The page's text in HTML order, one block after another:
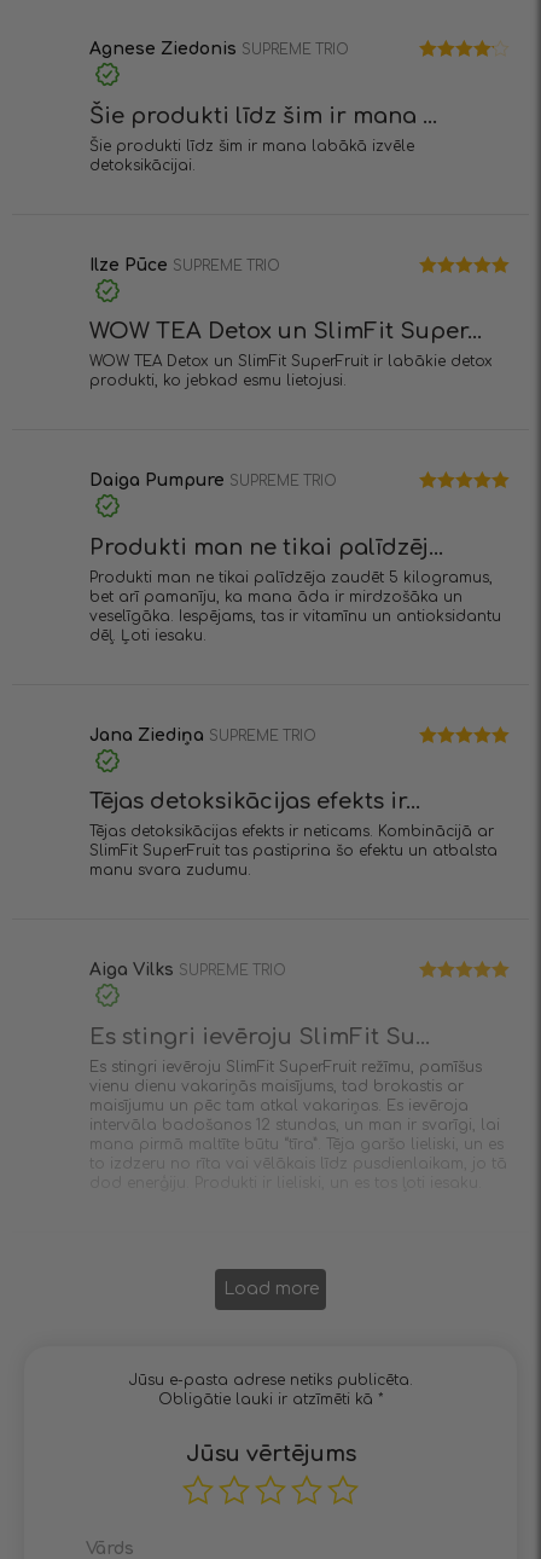
Agnese Ziedonis SUPREME TRIO
Šie produkti līdz šim ir mana ...
Šie produkti līdz šim ir mana labākā izvēle
detoksikācijai.
Ilze Pūce SUPREME TRIO
WOW TEA Detox un SlimFit Super...
WOW TEA Detox un SlimFit SuperFruit ir labākie detox
produkti, ko jebkad esmu lietojusi.
Daiga Pumpure SUPREME TRIO
Produkti man ne tikai palīdzēj...
Produkti man ne tikai palīdzēja zaudēt 5 kilogramus,
bet arī pamanīju, ka mana āda ir mirdzošāka un
veselīgāka. Iespējams, tas ir vitamīnu un antioksidantu
dēļ. Ļoti iesaku.
Jana Ziediņa SUPREME TRIO
Tējas detoksikācijas efekts ir...
Tējas detoksikācijas efekts ir neticams. Kombinācijā ar
SlimFit SuperFruit tas pastiprina šo efektu un atbalsta
manu svara zudumu.
Aiga Vilks SUPREME TRIO
Es stingri ievēroju SlimFit Su...
Es stingri ievēroju SlimFit SuperFruit režīmu, pamīšus
vienu dienu vakariņās maisījums, tad brokastis ar
maisījumu un pēc tam atkal vakariņas. Es ievēroja
intervāla badošanos 12 stundas, un man ir svarīgi, lai
mana pirmā maltīte būtu “tīra”. Tēja garšo lieliski, un es
to izdzeru no rīta vai vēlākais līdz pusdienlaikam, jo tā
Load more
Jūsu e-pasta adrese netiks publicēta.
Obligātie lauki ir atzīmēti kā *
Jūsu vērtējums
Vārds